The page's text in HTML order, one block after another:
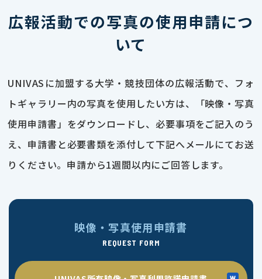
広報活動での写真の使用申請につ
いて
UNIVASに加盟する大学・競技団体の広報活動で、フォ
トギャラリー内の写真を使用したい方は、「映像・写真
使用申請書」をダウンロードし、必要事項をご記入のう
え、申請書と必要書類を添付して下記へメールにてお送
りください。申請から1週間以内にご回答します。
映像・写真使用申請書
REQUEST FORM